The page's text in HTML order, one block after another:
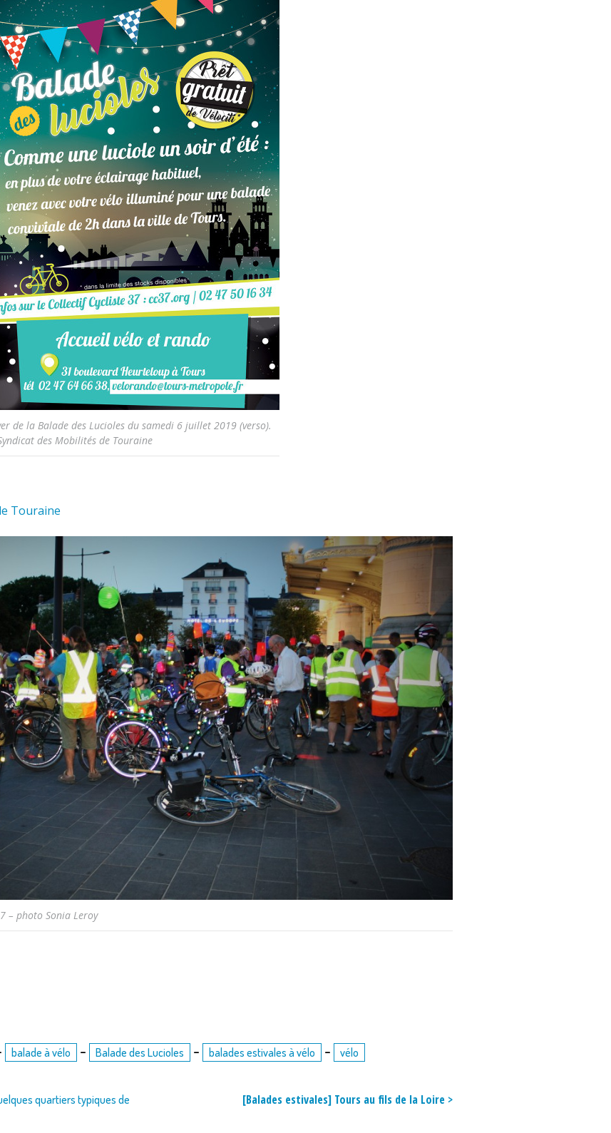
de la Balade des Lucioles du samedi 6 juillet 2019 (verso).
des Mobilités de Touraine
Touraine
– photo Sonia Leroy
balade à vélo - Balade des Lucioles - balades estivales à vélo - vélo
quartiers typiques de
[Balades estivales] Tours au fils de la Loire >